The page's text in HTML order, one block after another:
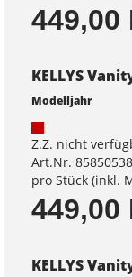
449,00
KELLYS
Modelljahr
Z.Z. nicht
Art.Nr.
pro Stück (inkl.
449,00
KELLYS